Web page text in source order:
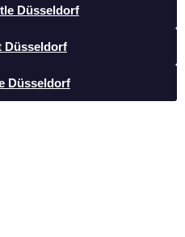
Düsseldorf
Düsseldorf
Düsseldorf